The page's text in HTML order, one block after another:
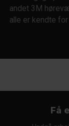
andet 3M
alle er kendte
Få